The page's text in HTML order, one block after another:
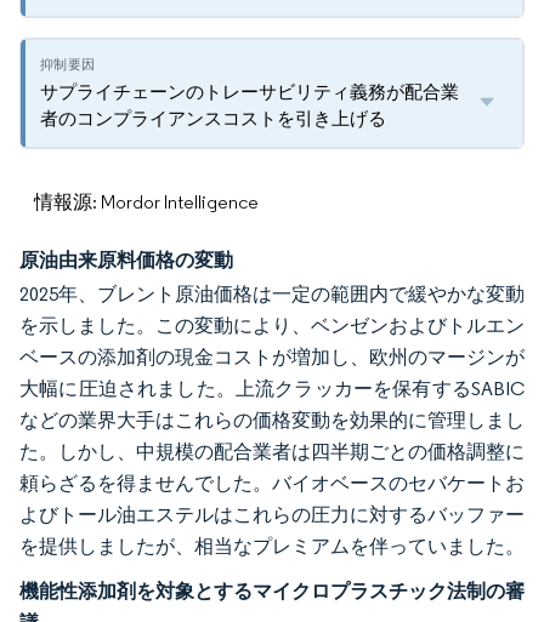
サプライチェーンのトレーサビリティ義務が配合業
者のコンプライアンスコストを引き上げる
情報源: Mordor Intelligence
原油由来原料価格の変動
2025年、ブレント原油価格は一定の範囲内で緩やかな変動
を示しました。この変動により、ベンゼンおよびトルエン
ベースの添加剤の現金コストが増加し、欧州のマージンが
大幅に圧迫されました。上流クラッカーを保有するSABIC
などの業界大手はこれらの価格変動を効果的に管理しまし
た。しかし、中規模の配合業者は四半期ごとの価格調整に
頼らざるを得ませんでした。バイオベースのセバケートお
よびトール油エステルはこれらの圧力に対するバッファー
を提供しましたが、相当なプレミアムを伴っていました。
機能性添加剤を対象とするマイクロプラスチック法制の審